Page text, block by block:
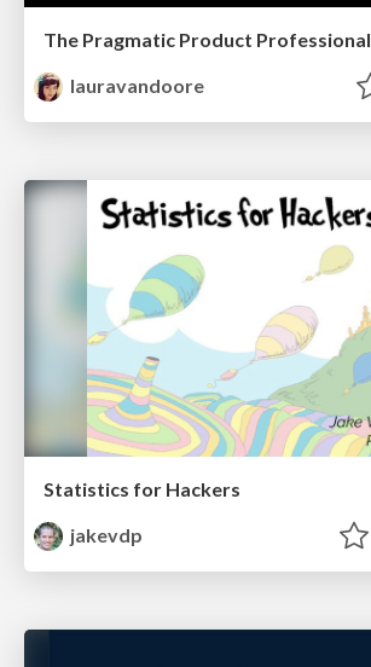
The Pragmatic Product Professional
lauravandoore
Statistics for Hackers
jakevdp